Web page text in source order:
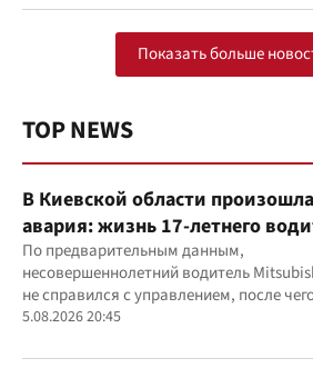
Показать больше
TOP NEWS
В Киевской области
авария: жизнь 17-летнего
удалось
По предварительным данным,
несовершеннолетний водитель
не справился с управлением, после
автомобиль врезался в дерево
5.08.2026 20:45